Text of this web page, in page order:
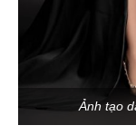
Ảnh tạo